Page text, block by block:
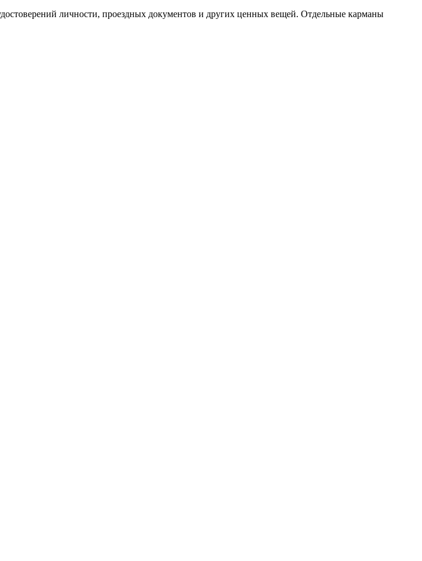
личности, проездных документов и других ценных вещей. Отдельные карманы